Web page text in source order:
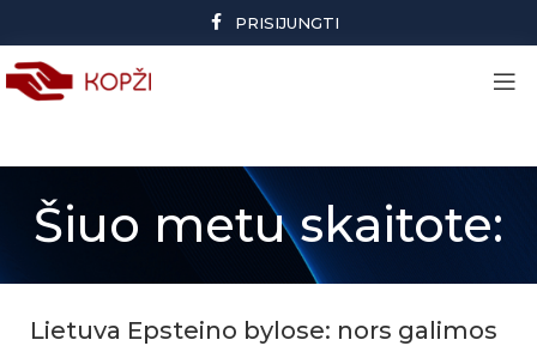
PRISIJUNGTI
Šiuo metu skaitote:
Lietuva Epsteino bylose: nors galimos